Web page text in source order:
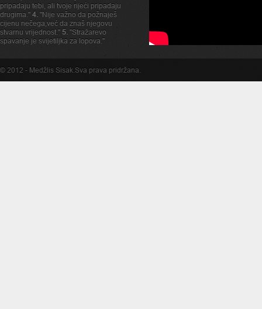
pripadaju tebi, ali tvoje rijeći pripadaju
drugima." 4. "Nije važno da požnaješ
cijenu nečega,već da znaš njegovu
stvarnu vrijednost." 5. "Stražarevo
spavanje je svijetiljka za lopova."
© 2012 - Medžlis Sisak.Sva prava pridržana.